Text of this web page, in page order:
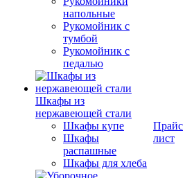
напольные
Рукомойник с
тумбой
Рукомойник с
педалью
Шкафы из
нержавеющей стали
Шкафы купе
Шкафы
распашные
Шкафы для хлеба
Прайс
лист